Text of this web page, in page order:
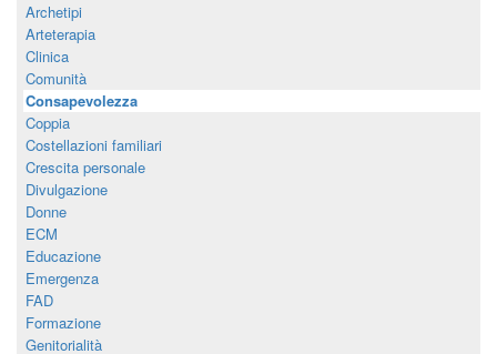
Archetipi
Arteterapia
Clinica
Comunità
Consapevolezza
Coppia
Costellazioni familiari
Crescita personale
Divulgazione
Donne
ECM
Educazione
Emergenza
FAD
Formazione
Genitorialità